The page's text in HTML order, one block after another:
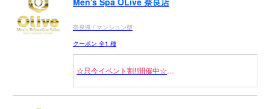
奈良県 / マンション型
クーポン 全1 種
☆只今イベント割!!開催中☆